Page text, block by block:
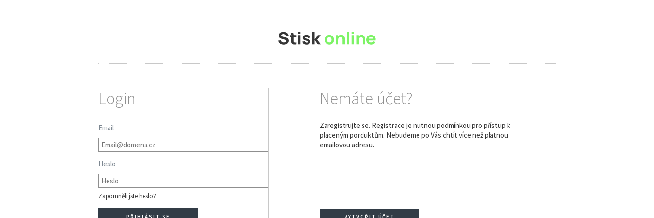
Login
Email
Heslo
Zapomněli jste heslo?
Nemáte účet?
Zaregistrujte se. Registrace je nutnou podmínkou pro přístup k
placeným porduktům. Nebudeme po Vás chtít více než platnou
emailovou adresu.
VYTVOŘIT ÚČET